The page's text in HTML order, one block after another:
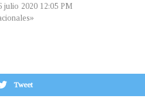
julio 2020 12:05 PM
Tweet